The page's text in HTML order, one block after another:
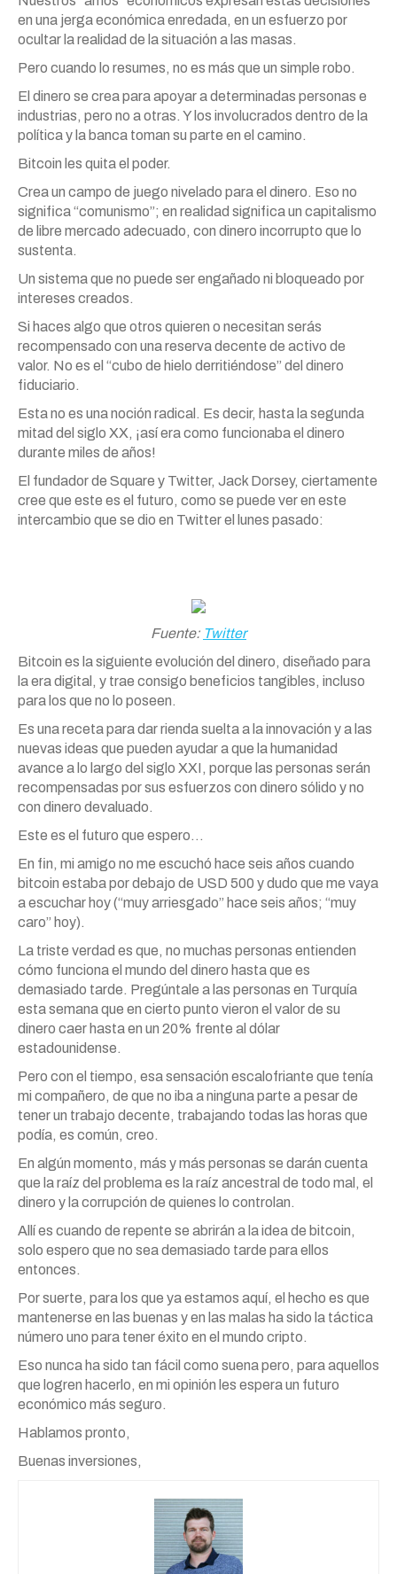
en una jerga económica enredada, en un esfuerzo por
ocultar la realidad de la situación a las masas.
Pero cuando lo resumes, no es más que un simple robo.
El dinero se crea para apoyar a determinadas personas e
industrias, pero no a otras. Y los involucrados dentro de la
política y la banca toman su parte en el camino.
Bitcoin les quita el poder.
Crea un campo de juego nivelado para el dinero. Eso no
significa “comunismo”; en realidad significa un capitalismo
de libre mercado adecuado, con dinero incorrupto que lo
sustenta.
Un sistema que no puede ser engañado ni bloqueado por
intereses creados.
Si haces algo que otros quieren o necesitan serás
recompensado con una reserva decente de activo de
valor. No es el “cubo de hielo derritiéndose” del dinero
fiduciario.
Esta no es una noción radical. Es decir, hasta la segunda
mitad del siglo XX, ¡así era como funcionaba el dinero
durante miles de años!
El fundador de Square y Twitter, Jack Dorsey, ciertamente
cree que este es el futuro, como se puede ver en este
intercambio que se dio en Twitter el lunes pasado:
Fuente: Twitter
Bitcoin es la siguiente evolución del dinero, diseñado para
la era digital, y trae consigo beneficios tangibles, incluso
para los que no lo poseen.
Es una receta para dar rienda suelta a la innovación y a las
nuevas ideas que pueden ayudar a que la humanidad
avance a lo largo del siglo XXI, porque las personas serán
recompensadas por sus esfuerzos con dinero sólido y no
con dinero devaluado.
Este es el futuro que espero…
En fin, mi amigo no me escuchó hace seis años cuando
bitcoin estaba por debajo de USD 500 y dudo que me vaya
a escuchar hoy (“muy arriesgado” hace seis años; “muy
caro” hoy).
La triste verdad es que, no muchas personas entienden
cómo funciona el mundo del dinero hasta que es
demasiado tarde. Pregúntale a las personas en Turquía
esta semana que en cierto punto vieron el valor de su
dinero caer hasta en un 20% frente al dólar
estadounidense.
Pero con el tiempo, esa sensación escalofriante que tenía
mi compañero, de que no iba a ninguna parte a pesar de
tener un trabajo decente, trabajando todas las horas que
podía, es común, creo.
En algún momento, más y más personas se darán cuenta
que la raíz del problema es la raíz ancestral de todo mal, el
dinero y la corrupción de quienes lo controlan.
Allí es cuando de repente se abrirán a la idea de bitcoin,
solo espero que no sea demasiado tarde para ellos
entonces.
Por suerte, para los que ya estamos aquí, el hecho es que
mantenerse en las buenas y en las malas ha sido la táctica
número uno para tener éxito en el mundo cripto.
Eso nunca ha sido tan fácil como suena pero, para aquellos
que logren hacerlo, en mi opinión les espera un futuro
económico más seguro.
Hablamos pronto,
Buenas inversiones,